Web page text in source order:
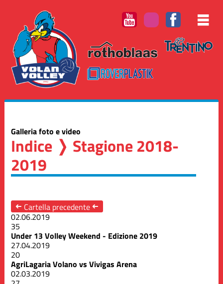
Galleria foto e video
Indice ❭ Stagione 2018-
2019
➜ Cartella precedente ➜
02.06.2019
35
Under 13 Volley Weekend - Edizione 2019
27.04.2019
20
AgriLagaria Volano vs Vivigas Arena
02.03.2019